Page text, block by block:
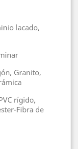
lacado,
Granito,
rígido,
Fibra de